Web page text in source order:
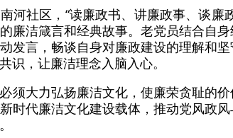
河社区，“读廉政书、讲廉政事、谈廉
廉洁箴言和经典故事。老党员结合自
发言，畅谈自身对廉政建设的理解和
识，让廉洁理念入脑入心。
须大力弘扬廉洁文化，使廉荣贪耻的
时代廉洁文化建设载体，推动党风政